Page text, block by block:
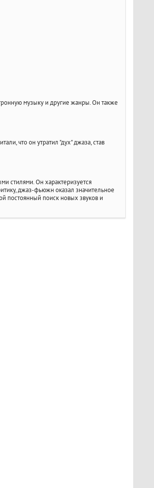
музыку и другие жанры. Он также
что он утратил "дух" джаза, став
стилями. Он характеризуется
джаз-фьюжн оказал значительное
постоянный поиск новых звуков и